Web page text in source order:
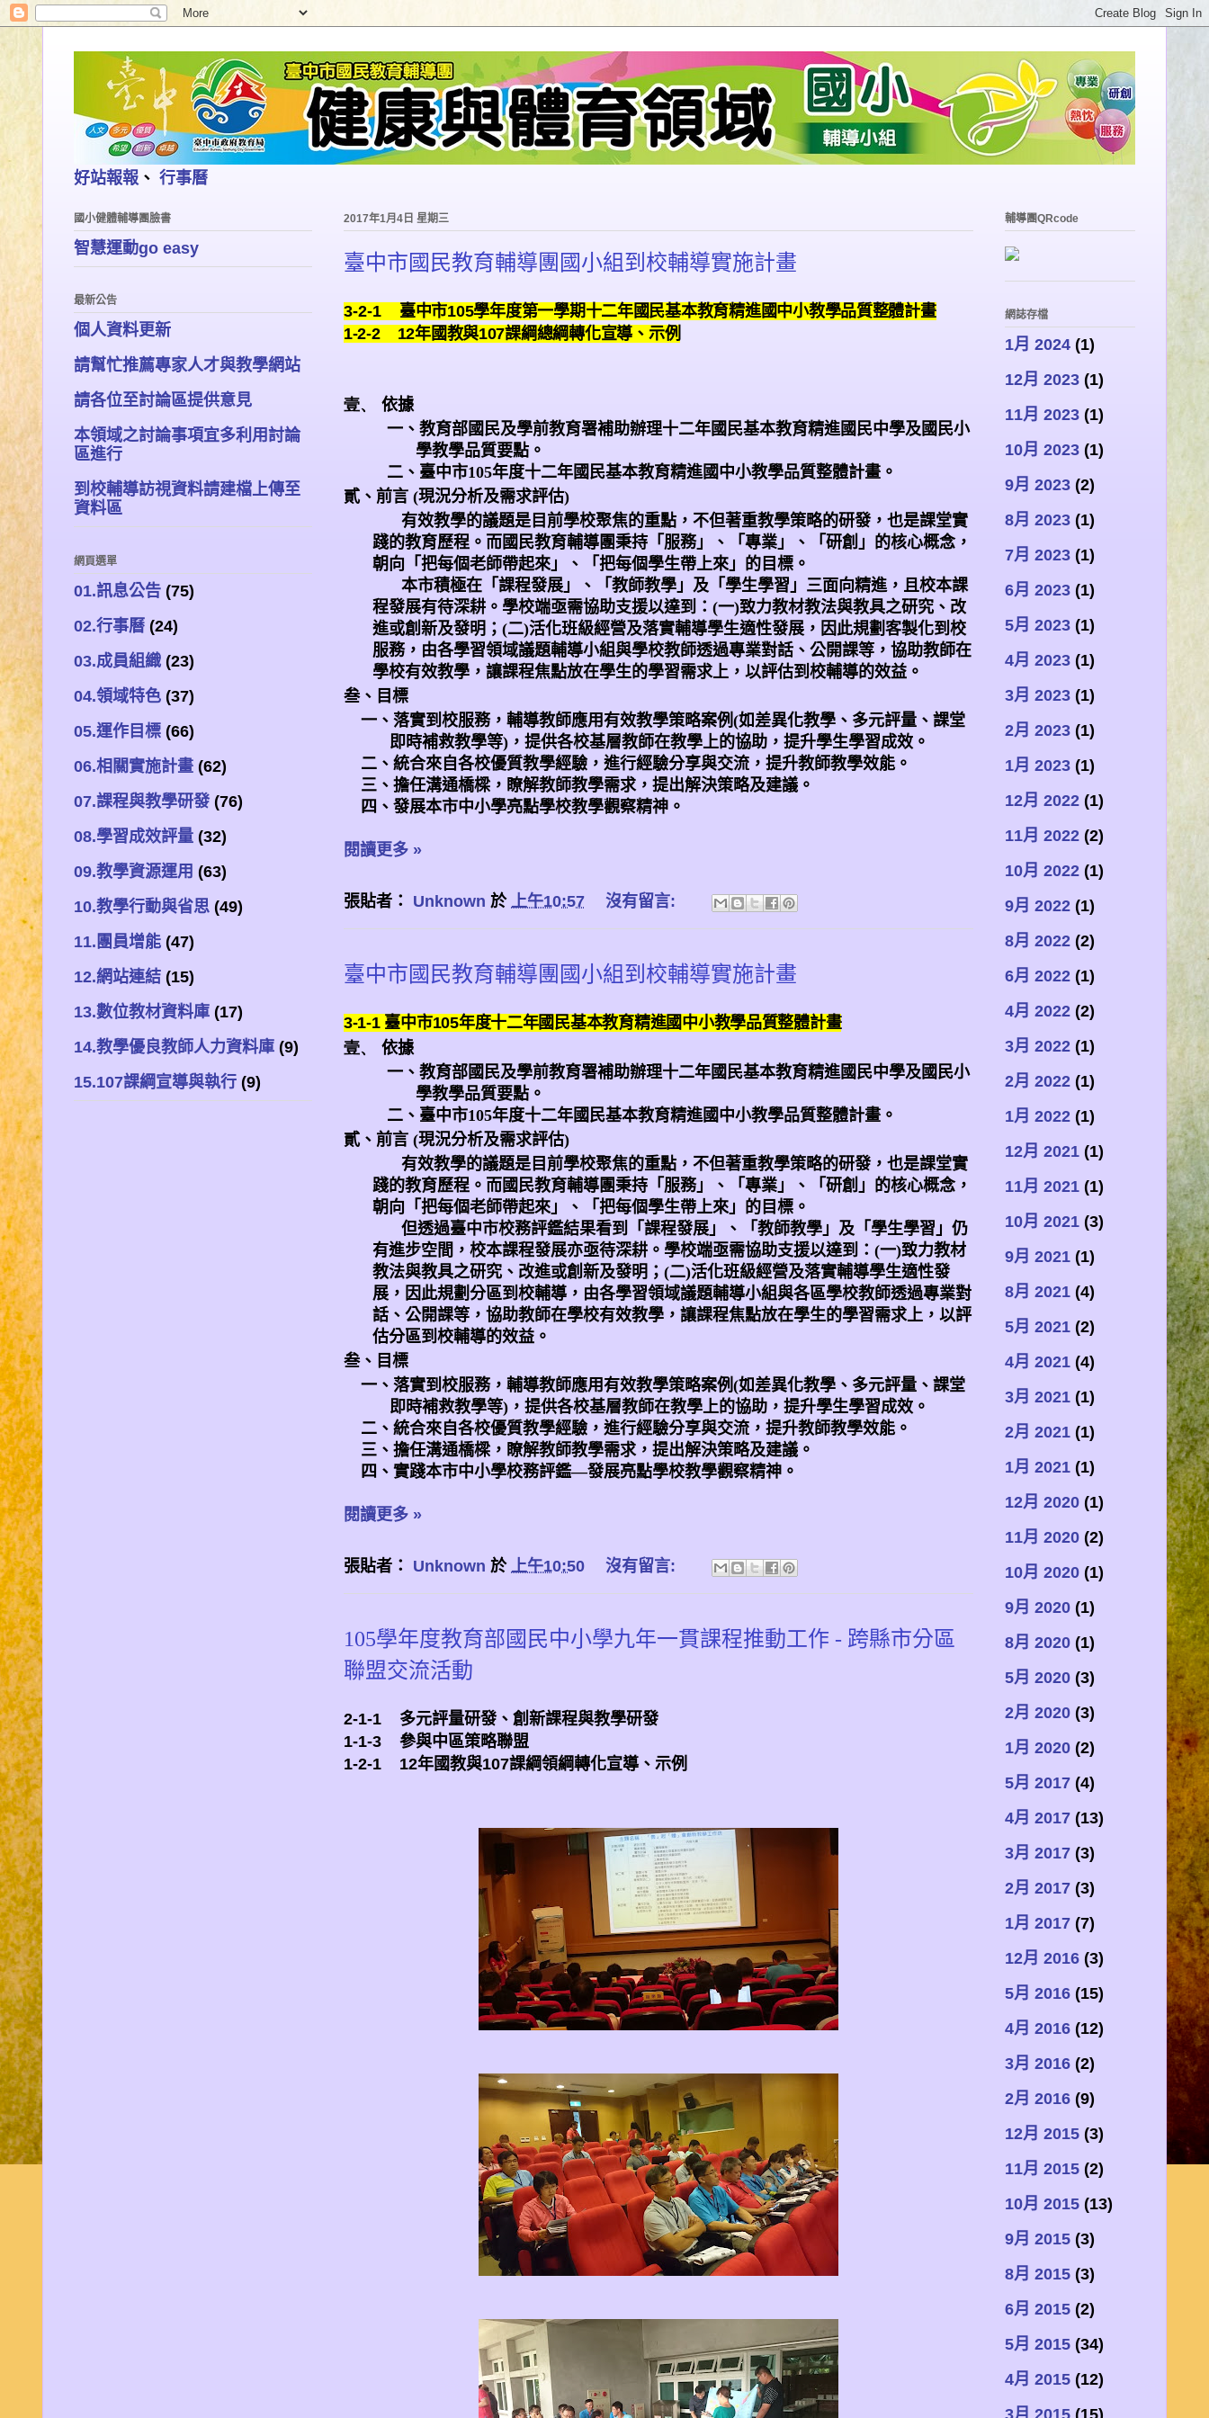
好站報報 、 行事曆
2017年1月4日 星期三
臺中市國民教育輔導團國小組到校輔導實施計畫
3-2-1 臺中市105學年度第一學期十二年國民基本教育精進國中小教學品質整體計畫
1-2-2 12年國教與107課綱總綱轉化宣導、示例
壹、
依據
一、教育部國民及學前教育署補助辦理十二年國民基本教育精進國民中學及國民小
學教學品質要點。
二、臺中市105年度十二年國民基本教育精進國中小教學品質整體計畫。
貳、前言 (現況分析及需求評估)
有效教學的議題是目前學校聚焦的重點，不但著重教學策略的研發，也是課堂實
踐的教育歷程。而國民教育輔導團秉持「服務」、「專業」、「研創」的核心概念，
朝向「把每個老師帶起來」、「把每個學生帶上來」的目標。
本市積極在「課程發展」、「教師教學」及「學生學習」三面向精進，且校本課
程發展有待深耕。學校端亟需協助支援以達到： (一)致力教材教法與教具之研究、改
進或創新及發明； (二)活化班級經營及落實輔導學生適性發展，因此規劃客製化到校
服務，由各學習領域議題輔導小組與學校教師透過專業對話、公開課等，協助教師在
學校有效教學，讓課程焦點放在學生的學習需求上，以評估到校輔導的效益。
叁、目標
一、落實到校服務，輔導教師應用有效教學策略案例(如差異化教學、多元評量、課堂
即時補救教學等)，提供各校基層教師在教學上的協助，提升學生學習成效。
二、統合來自各校優質教學經驗，進行經驗分享與交流，提升教師教學效能。
三、擔任溝通橋樑，瞭解教師教學需求，提出解決策略及建議。
四、發展本市中小學亮點學校教學觀察精神。
閱讀更多 »
張貼者： Unknown 於 上午10:57 沒有留言:
臺中市國民教育輔導團國小組到校輔導實施計畫
3-1-1 臺中市105年度十二年國民基本教育精進國中小教學品質整體計畫
壹、
依據
一、教育部國民及學前教育署補助辦理十二年國民基本教育精進國民中學及國民小
學教學品質要點。
二、臺中市105年度十二年國民基本教育精進國中小教學品質整體計畫。
貳、前言 (現況分析及需求評估)
有效教學的議題是目前學校聚焦的重點，不但著重教學策略的研發，也是課堂實
踐的教育歷程。而國民教育輔導團秉持「服務」、「專業」、「研創」的核心概念，
朝向「把每個老師帶起來」、「把每個學生帶上來」的目標。
但透過臺中市校務評鑑結果看到「課程發展」、「教師教學」及「學生學習」仍
有進步空間，校本課程發展亦亟待深耕。學校端亟需協助支援以達到： (一)致力教材
教法與教具之研究、改進或創新及發明； (二)活化班級經營及落實輔導學生適性發
展，因此規劃分區到校輔導，由各學習領域議題輔導小組與各區學校教師透過專業對
話、公開課等，協助教師在學校有效教學，讓課程焦點放在學生的學習需求上，以評
估分區到校輔導的效益。
叁、目標
一、落實到校服務，輔導教師應用有效教學策略案例(如差異化教學、多元評量、課堂
即時補救教學等)，提供各校基層教師在教學上的協助，提升學生學習成效。
二、統合來自各校優質教學經驗，進行經驗分享與交流，提升教師教學效能。
三、擔任溝通橋樑，瞭解教師教學需求，提出解決策略及建議。
四、實踐本市中小學校務評鑑—發展亮點學校教學觀察精神。
閱讀更多 »
張貼者： Unknown 於 上午10:50 沒有留言:
105學年度教育部國民中小學九年一貫課程推動工作 - 跨縣市分區
聯盟交流活動
2-1-1 多元評量研發、創新課程與教學研發
1-1-3 參與中區策略聯盟
1-2-1 12年國教與107課綱領綱轉化宣導、示例
國小健體輔導團臉書
智慧運動go easy
最新公告
個人資料更新
請幫忙推薦專家人才與教學網站
請各位至討論區提供意見
本領域之討論事項宜多利用討論
區進行
到校輔導訪視資料請建檔上傳至
資料區
網頁選單
01.訊息公告 (75)
02.行事曆 (24)
03.成員組織 (23)
04.領域特色 (37)
05.運作目標 (66)
06.相關實施計畫 (62)
07.課程與教學研發 (76)
08.學習成效評量 (32)
09.教學資源運用 (63)
10.教學行動與省思 (49)
11.團員增能 (47)
12.網站連結 (15)
13.數位教材資料庫 (17)
14.教學優良教師人力資料庫 (9)
15.107課綱宣導與執行 (9)
輔導團QRcode
網誌存檔
1月 2024 (1)
12月 2023 (1)
11月 2023 (1)
10月 2023 (1)
9月 2023 (2)
8月 2023 (1)
7月 2023 (1)
6月 2023 (1)
5月 2023 (1)
4月 2023 (1)
3月 2023 (1)
2月 2023 (1)
1月 2023 (1)
12月 2022 (1)
11月 2022 (2)
10月 2022 (1)
9月 2022 (1)
8月 2022 (2)
6月 2022 (1)
4月 2022 (2)
3月 2022 (1)
2月 2022 (1)
1月 2022 (1)
12月 2021 (1)
11月 2021 (1)
10月 2021 (3)
9月 2021 (1)
8月 2021 (4)
5月 2021 (2)
4月 2021 (4)
3月 2021 (1)
2月 2021 (1)
1月 2021 (1)
12月 2020 (1)
11月 2020 (2)
10月 2020 (1)
9月 2020 (1)
8月 2020 (1)
5月 2020 (3)
2月 2020 (3)
1月 2020 (2)
5月 2017 (4)
4月 2017 (13)
3月 2017 (3)
2月 2017 (3)
1月 2017 (7)
12月 2016 (3)
5月 2016 (15)
4月 2016 (12)
3月 2016 (2)
2月 2016 (9)
12月 2015 (3)
11月 2015 (2)
10月 2015 (13)
9月 2015 (3)
8月 2015 (3)
6月 2015 (2)
5月 2015 (34)
4月 2015 (12)